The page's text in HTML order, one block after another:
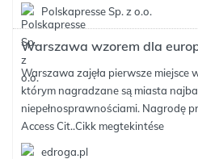
Polskapresse Sp. z o.o.
Warszawa wzorem dla
Warszawa zajęła pierwsze miejsce
którym nagradzane są miasta
niepełnosprawnościami. Nagrodę
Access Cit..Cikk megtekintése
edroga.pl